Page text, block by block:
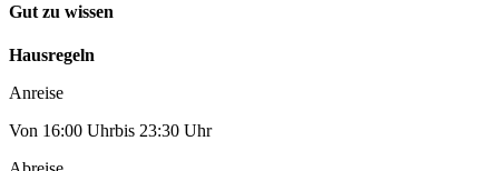
Gut zu wissen
Hausregeln
Anreise
Von 16:00 Uhrbis 23:30 Uhr